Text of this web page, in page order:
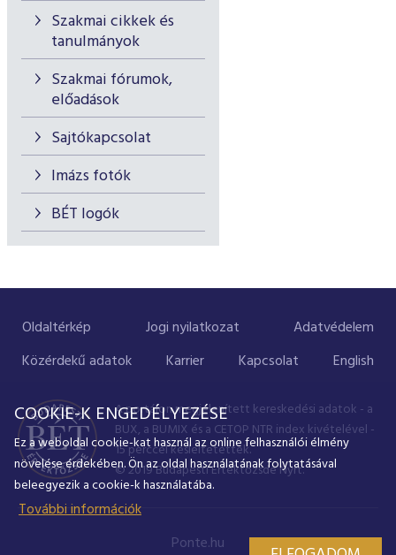
Szakmai cikkek és
tanulmányok
Szakmai fórumok,
előadások
Sajtókapcsolat
Imázs fotók
BÉT logók
Oldaltérkép Jogi nyilatkozat
Adatvédelem
Közérdekű adatok
Karrier Kapcsolat English
A portálon megjelenített kereskedési adatok - a
BUX, a BUMIX és a CETOP NTR index kivételével -
15 perccel késleltetettek.
© 2019 Budapesti Értéktőzsde Nyrt.
Ponte.hu
COOKIE-K ENGEDÉLYEZÉSE
Ez a weboldal cookie-kat használ az online felhasználói élmény
növelése érdekében. Ön az oldal használatának folytatásával
beleegyezik a cookie-k használatába.
További információk